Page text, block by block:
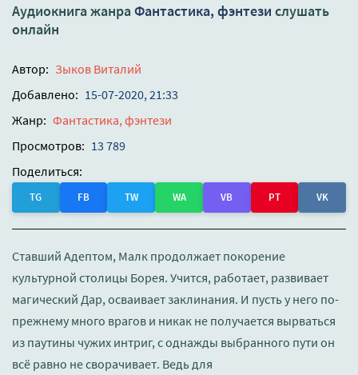
Аудиокнига жанра Фантастика, фэнтези слушать
онлайн
Автор: Зыков Виталий
Добавлено: 15-07-2020, 21:33
Жанр: Фантастика, фэнтези
Просмотров: 13 789
Поделиться:
TG FB TW WA VB PT VK
Ставший Адептом, Малк продолжает покорение
культурной столицы Борея. Учится, работает, развивает
магический Дар, осваивает заклинания. И пусть у него по-
прежнему много врагов и никак не получается вырваться
из паутины чужих интриг, с однажды выбранного пути он
всё равно не сворачивает. Ведь для